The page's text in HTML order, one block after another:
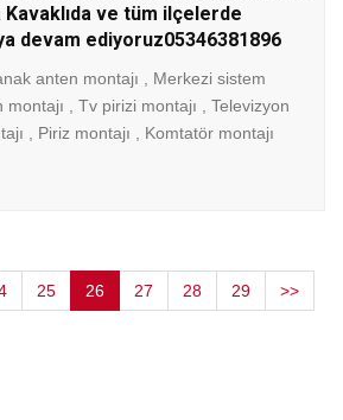
Kavaklıda ve tüm ilçelerde
devam ediyoruz05346381896
anten montajı , Merkezi sistem
, Tv pirizi montajı , Televizyon
, Piriz montajı , Komtatör montajı
25 26 27 28 29 >>